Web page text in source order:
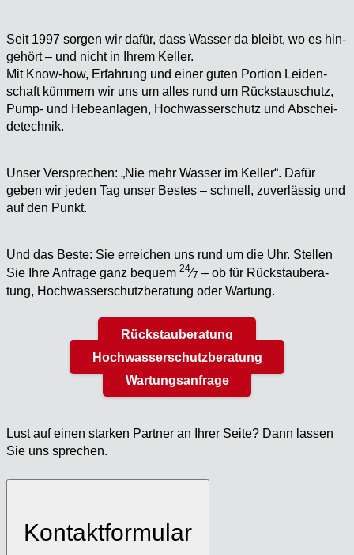
Seit 1997 sor­gen wir dafür, dass Was­ser da bleibt, wo es hin­
ge­hört – und nicht in Ihrem Kel­ler.
Mit Know-how, Erfah­rung und einer guten Por­ti­on Lei­den­
schaft küm­mern wir uns um alles rund um Rückstau­schutz,
Pump- und Hebe­an­la­gen, Hoch­was­ser­schutz und Abschei­
de­tech­nik.
Unser Ver­spre­chen: „Nie mehr Was­ser im Kel­ler“. Dafür
geben wir jeden Tag unser Bes­tes – schnell, zuver­läs­sig und
auf den Punkt.
Und das Bes­te: Sie errei­chen uns rund um die Uhr. Stel­len
Sie Ihre Anfra­ge ganz bequem 24⁄7 – ob für Rück­stau­be­ra­
tung, Hoch­was­ser­schutz­be­ra­tung oder War­tung.
Rückstauberatung
Hochwasserschutzberatung
Wartungsanfrage
Lust auf einen star­ken Part­ner an Ihrer Sei­te? Dann las­sen
Sie uns spre­chen.
Kontaktformular